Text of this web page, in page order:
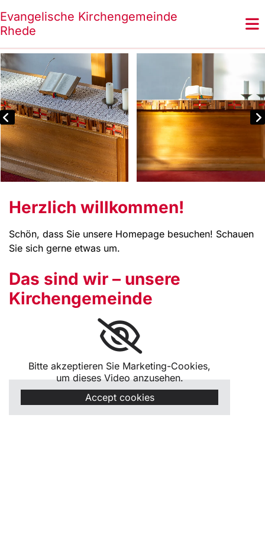
Evangelische Kirchengemeinde
Rhede
Herzlich willkommen!
Schön, dass Sie unsere Homepage besuchen! Schauen
Sie sich gerne etwas um.
Das sind wir – unsere
Kirchengemeinde
Bitte akzeptieren Sie Marketing-Cookies,
um dieses Video anzusehen.
Accept cookies